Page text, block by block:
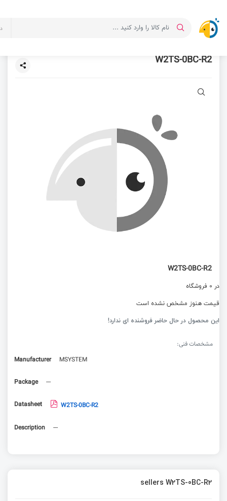
W2TS-0BC-R2
W2TS-0BC-R2
در 0 فروشگاه
قیمت هنوز مشخص نشده است
این محصول در حال حاضر فروشنده ای ندارد!
مشخصات فنی:
Manufacturer
MSYSTEM
Package ---
Datasheet W2TS-0BC-R2
Description ---
sellers W2TS-0BC-R2